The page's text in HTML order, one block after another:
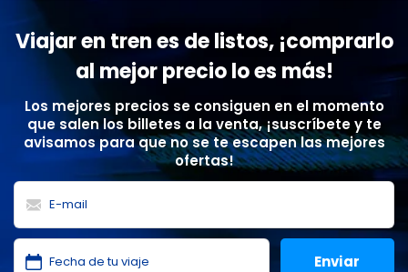
Viajar en tren es de listos, ¡comprarlo
al mejor precio lo es más!
Los mejores precios se consiguen en el momento
que salen los billetes a la venta, ¡suscríbete y te
avisamos para que no se te escapen las mejores
ofertas!